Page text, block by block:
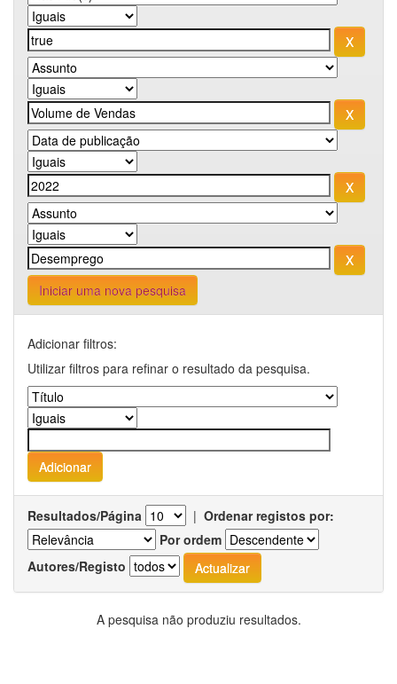
Iniciar uma nova pesquisa
Adicionar filtros:
Utilizar filtros para refinar o resultado da pesquisa.
Resultados/Página | Ordenar registos por:
Por ordem
Autores/Registo
A pesquisa não produziu resultados.